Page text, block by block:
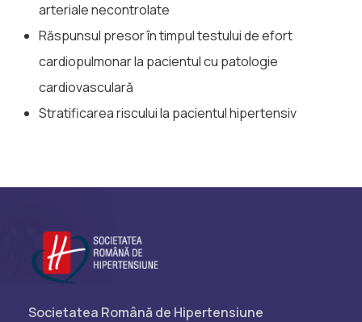
arteriale necontrolate
Răspunsul presor în timpul testului de efort
cardiopulmonar la pacientul cu patologie
cardiovasculară
Stratificarea riscului la pacientul hipertensiv
Societatea Română de Hipertensiune